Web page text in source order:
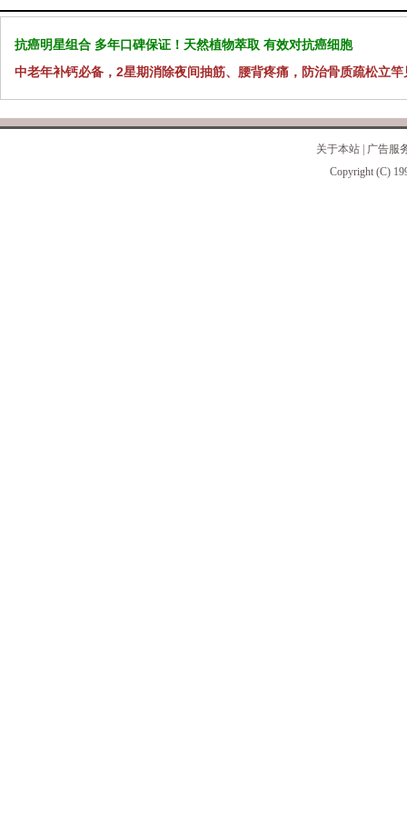
抗癌明星组合 多年口碑保证！天然植物萃取 有效对抗癌细胞
中老年补钙必备，2星期消除夜间抽筋、腰背疼痛，防治骨质疏松立竿
关于本站
广告服
Copyright (C)